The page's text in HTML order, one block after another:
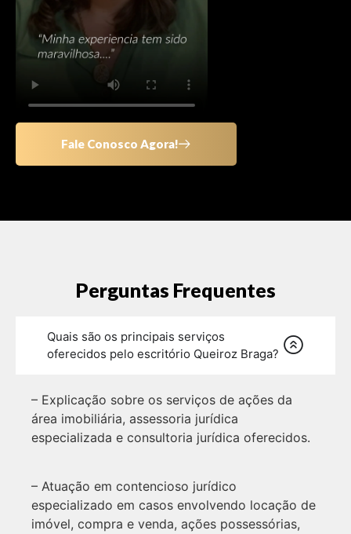
Fale Conosco Agora!
Perguntas Frequentes
Quais são os principais serviços
oferecidos pelo escritório Queiroz Braga?
– Explicação sobre os serviços de ações da
área imobiliária, assessoria jurídica
especializada e consultoria jurídica oferecidos.
– Atuação em contencioso jurídico
especializado em casos envolvendo locação de
imóvel, compra e venda, ações possessórias,